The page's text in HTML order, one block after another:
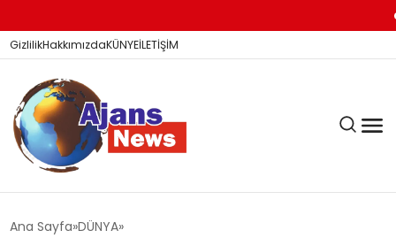
GizlilikHakkımızdaKÜNYEİLETİŞİM
KÖŞE YAZILARI
Ana Sayfa DÜNYA